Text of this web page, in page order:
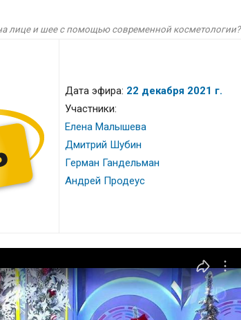
лице и шее с помощью современной косметологии?
Дата эфира: 22 декабря 2021 г.
Участники:
Елена Малышева
Дмитрий Шубин
Герман Гандельман
Андрей Продеус